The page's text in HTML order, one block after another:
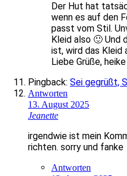
Der Hut hat
wenn es auf den
passt vom Stil.
Kleid also 🙂 Und
ist, wird das Kleid
Liebe Grüße, heike
Pingback: Sei gegrüßt,
Antworten
13. August 2025
Jeanette
irgendwie ist mein
richten. sorry und fanke
Antworten